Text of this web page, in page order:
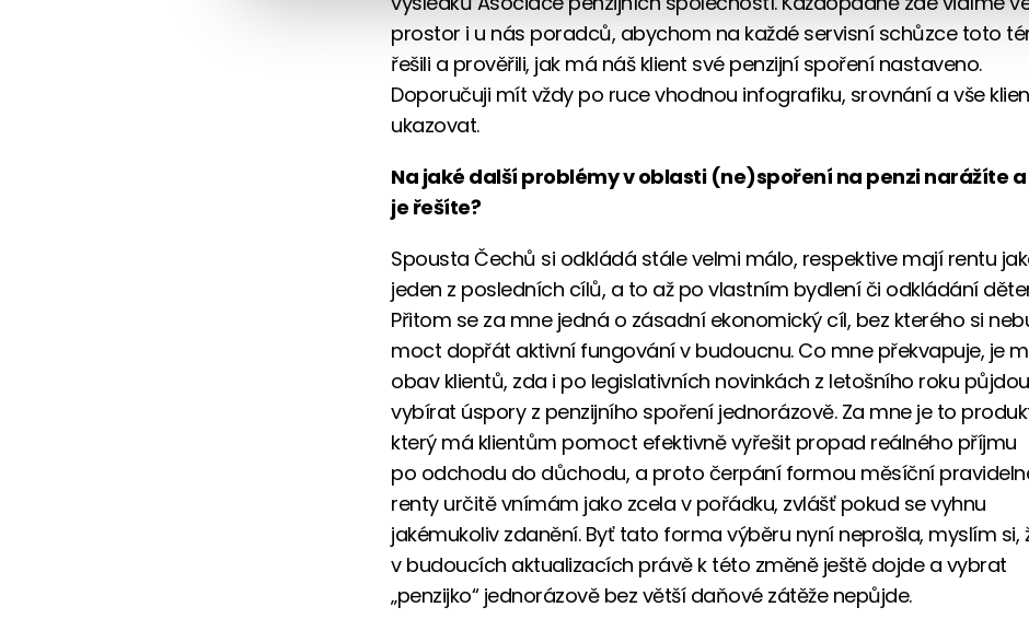
prostor i u nás poradců, abychom na každé servisní schůzce toto
řešili a prověřili, jak má náš klient své penzijní spoření nastaveno.
Doporučuji mít vždy po ruce vhodnou infografiku, srovnání a vše
ukazovat.
Na jaké další problémy v oblasti (ne)spoření na penzi narážíte
je řešíte?
Spousta Čechů si odkládá stále velmi málo, respektive mají rentu
jeden z posledních cílů, a to až po vlastním bydlení či odkládání
Přitom se za mne jedná o zásadní ekonomický cíl, bez kterého si
moct dopřát aktivní fungování v budoucnu. Co mne překvapuje, je
obav klientů, zda i po legislativních novinkách z letošního roku půjdou
vybírat úspory z penzijního spoření jednorázově. Za mne je to
který má klientům pomoct efektivně vyřešit propad reálného příjmu
po odchodu do důchodu, a proto čerpání formou měsíční
renty určitě vnímám jako zcela v pořádku, zvlášť pokud se vyhnu
jakémukoliv zdanění. Byť tato forma výběru nyní neprošla, myslím si,
v budoucích aktualizacích právě k této změně ještě dojde a vybrat
„penzijko“ jednorázově bez větší daňové zátěže nepůjde.